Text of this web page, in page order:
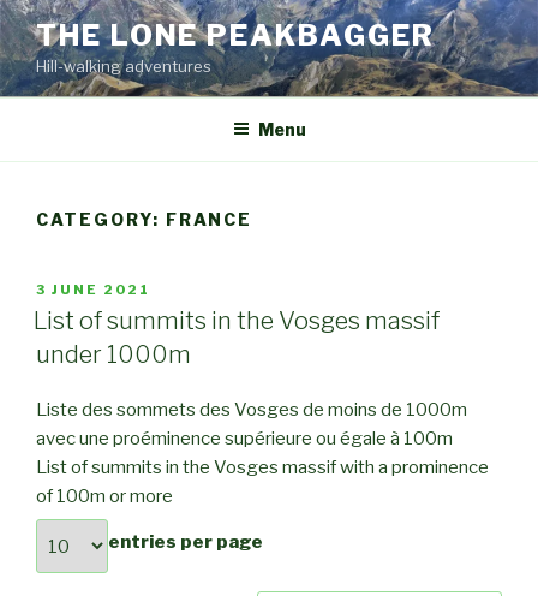
Skip
to
content
THE LONE PEAKBAGGER
Hill-walking adventures
Menu
CATEGORY: FRANCE
POSTED
ON
3 JUNE 2021
List of summits in the Vosges massif
under 1000m
Liste des sommets des Vosges de moins de 1000m
avec une proéminence supérieure ou égale à 100m
List of summits in the Vosges massif with a prominence
of 100m or more
entries per page